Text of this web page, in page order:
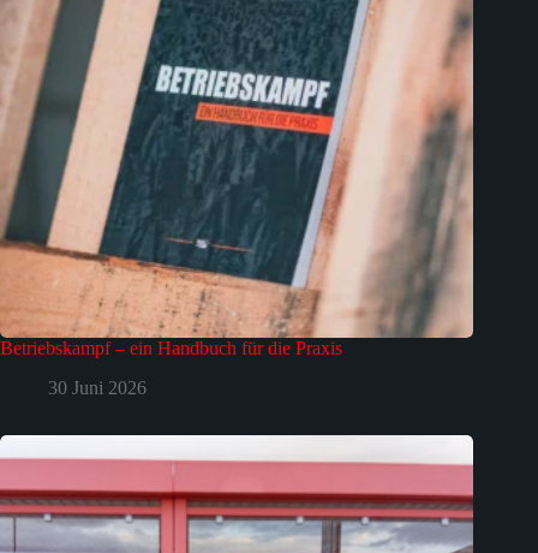
Betriebskampf – ein Handbuch für die Praxis
30 Juni 2026